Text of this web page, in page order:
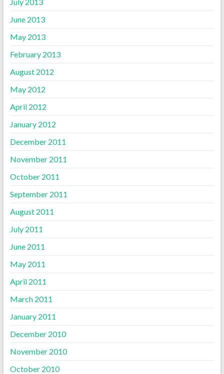
June 2013
May 2013
February 2013
August 2012
May 2012
April 2012
January 2012
December 2011
November 2011
October 2011
September 2011
August 2011
July 2011
June 2011
May 2011
April 2011
March 2011
January 2011
December 2010
November 2010
October 2010